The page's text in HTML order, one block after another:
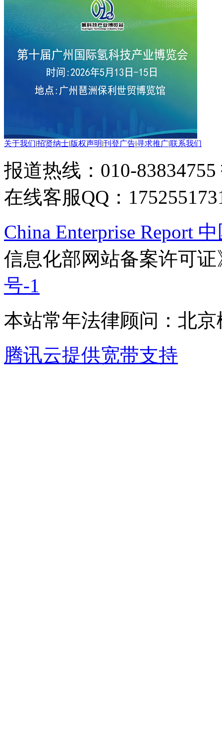
关于我们|招贤纳士|版权声明|刊登广告|寻求推广|联系我们
报道热线：010-83834755
在线客服QQ：
China Enterprise Report
信息化部网站备案许可
号-1
本站常年法律顾问：北
腾讯云提供宽带支持